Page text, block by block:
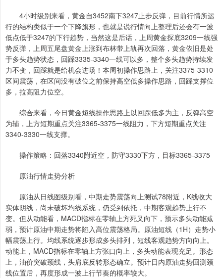
4小时级别来看，黄金自3452南下3247止步反弹，目前行情所运
行的结构类似于一个下降旗形，也就是说行情向上整理后还会有一波
低点低于3247的下行趋势，当然这是后话，上周黄金探底3209一线强
势反弹，上周五尾盘黄金上涨到布林带上轨再次回落，黄金依旧是处
于多头趋势状态，回踩3335-3340一线可以多，整个多头趋势持续发
力不变，回踩就是给机会进场！本周初操作思路上，关注3375-3310
区间震荡，在区间没有破位之前保持高空低多操作思路，回踩支撑位
多，拉高阻力位空。
综合来看，今日黄金短线操作思路上以回踩低多为主，反弹高空
为辅，上方短期重点关注3365-3375一线阻力，下方短期重点关注
3340-3330一线支撑。
操作策略：回落3340附近空，防守3330下方，目标3365-3375
原油行情走势分析
原油从日线图级别看，中期走势震荡向上测试78附近，K线收大
实体阴线，尚未破坏均线系统，仍受到依托，中期客观趋势上行不
变。但从动能看，MACD指标在零轴上方死叉向下，预示多头动能减
弱，预计原油中期走势将陷入高位震荡格局。原油短线（1H）走势小
幅震荡上行。均线系统逐步形成多头排列，短线客观趋势方向向上。
动能上，MACD指标在零轴上方张口向上，多头动能表现充足。形态
上，油价突破颈线，头肩底反转形态确立。预计日内原油走势回测颈
线位置后，再度形成一波上行节奏的概率较大。